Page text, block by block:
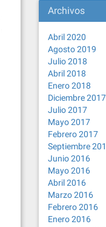
Archivos
Abril 2020
Agosto 2019
Julio 2018
Abril 2018
Enero 2018
Diciembre 2017
Julio 2017
Mayo 2017
Febrero 2017
Septiembre
Junio 2016
Mayo 2016
Abril 2016
Marzo 2016
Febrero 2016
Enero 2016